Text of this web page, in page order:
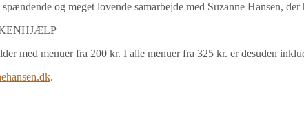
og meget lovende samarbejde med Suzanne Hansen,
med menuer fra 200 kr. I alle menuer fra 325 kr. er desuden
.